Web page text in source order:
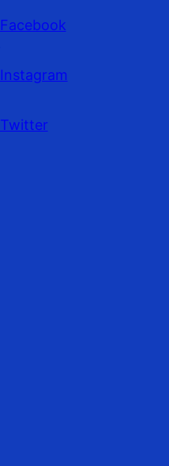
Facebook
Instagram
Twitter